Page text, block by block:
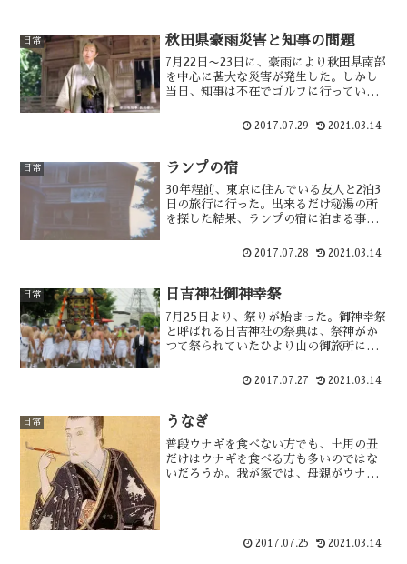
日常 秋田県豪雨災害と知事の問題
7月22日〜23日に、豪雨により秋田県南部
を中心に甚大な災害が発生した。しかし
当日、知事は不在でゴルフに行っていた
様だが、結局対策会議には間に合わなか
2017.07.29 2021.03.14
日常 ランプの宿
30年程前、東京に住んでいる友人と2泊3
日の旅行に行った。出来るだけ秘湯の所
を探した結果、ランプの宿に泊まる事に
で陸軍部隊が目指した田代温泉でした。
2017.07.28 2021.03.14
日常 日吉神社御神幸祭
7月25日より、祭りが始まった。御神幸祭
と呼ばれる日吉神社の祭典は、祭神がか
つて祭られていたひより山の御旅所にご
350年余りの歴史があり、５基の丁山と
2017.07.27 2021.03.14
日常 うなぎ
普段ウナギを食べない方でも、土用の丑
だけはウナギを食べる方も多いのではな
いだろうか。我が家では、母親がウナギ
2017.07.25 2021.03.14